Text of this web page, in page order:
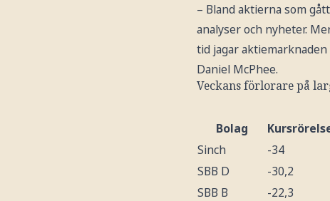
– Bland aktierna som
analyser och nyheter.
tid jagar
Daniel McPhee.
Veckans förlorare på
Bolag
Sinch
-34
SBB D
-30,2
SBB B
-22,3